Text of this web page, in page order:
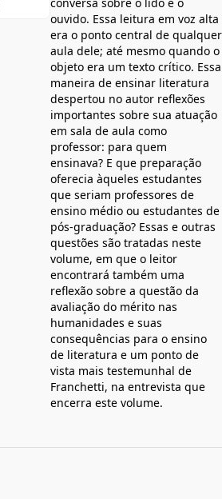
ouvido. Essa leitura em voz alta
era o ponto central de qualquer
aula dele; até mesmo quando o
objeto era um texto crítico. Essa
maneira de ensinar literatura
despertou no autor reflexões
importantes sobre sua atuação
em sala de aula como
professor: para quem
ensinava? E que preparação
oferecia àqueles estudantes
que seriam professores de
ensino médio ou estudantes de
pós-graduação? Essas e outras
questões são tratadas neste
volume, em que o leitor
encontrará também uma
reflexão sobre a questão da
avaliação do mérito nas
humanidades e suas
consequências para o ensino
de literatura e um ponto de
vista mais testemunhal de
Franchetti, na entrevista que
encerra este volume.